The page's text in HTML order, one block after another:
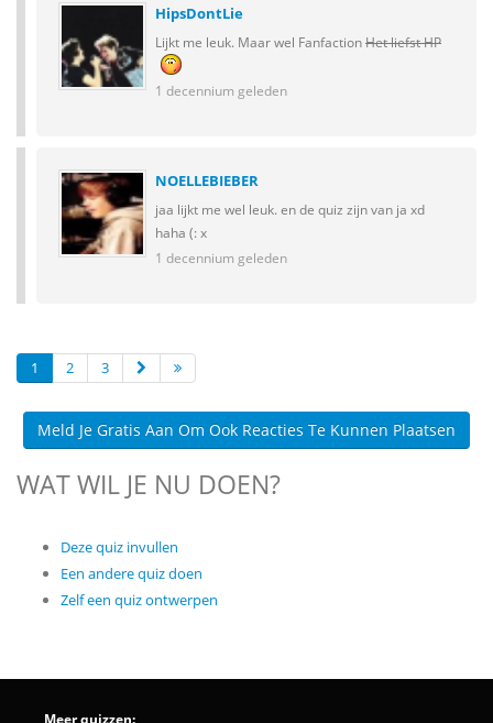
HipsDontLie
Lijkt me leuk. Maar wel FanfactionHet liefst HP
1 decennium geleden
NOELLEBIEBER
jaa lijkt me wel leuk. en de quiz zijn van ja xd
haha (: x
1 decennium geleden
1 2 3
Meld Je Gratis Aan Om Ook Reacties Te Kunnen Plaatsen
WAT WIL JE NU DOEN?
Deze quiz invullen
Een andere quiz doen
Zelf een quiz ontwerpen
Meer quizzen: